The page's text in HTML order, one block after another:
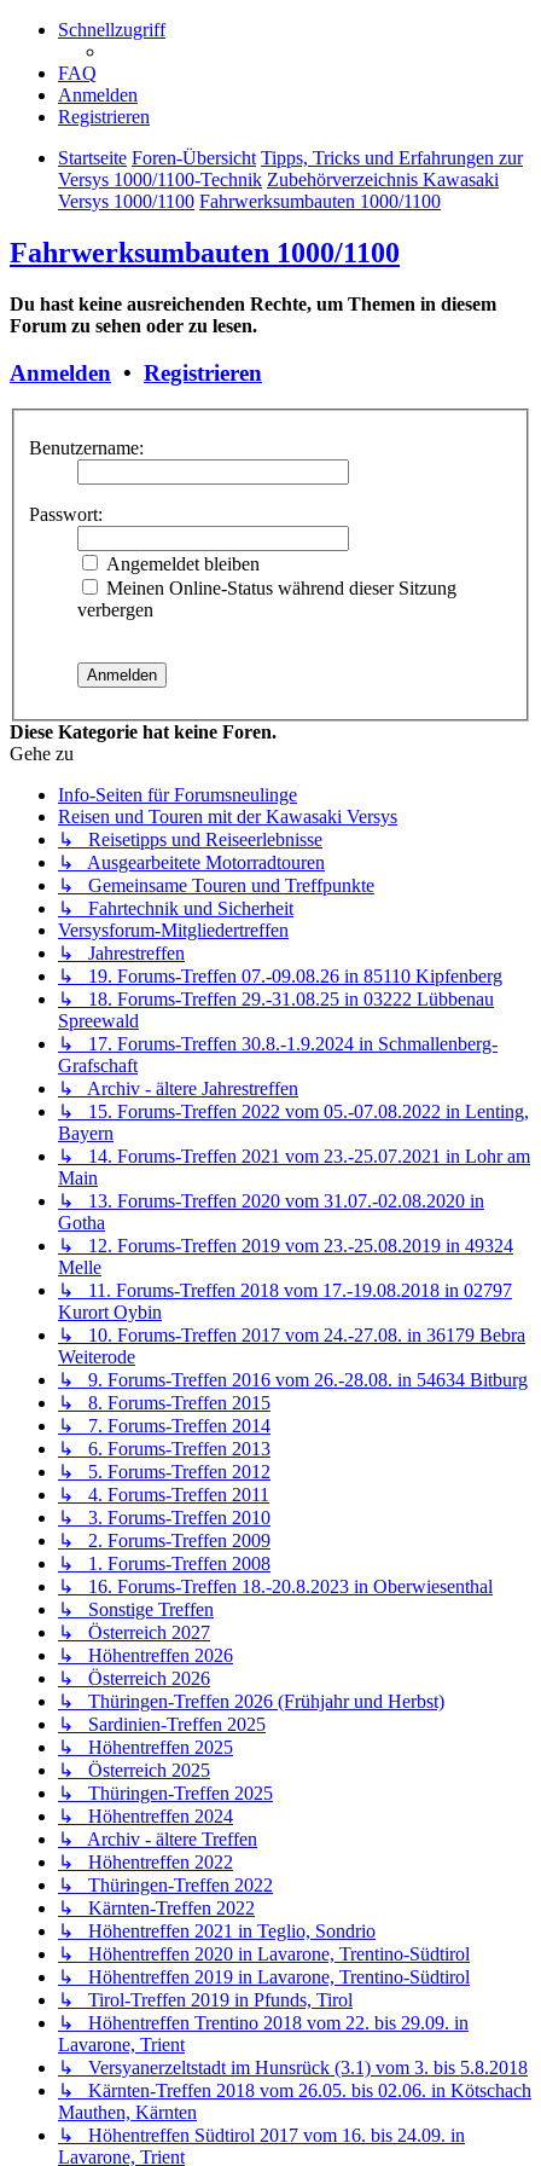
Schnellzugriff
FAQ
Anmelden
Registrieren
Startseite Foren-Übersicht Tipps, Tricks und Erfahrungen zur
Versys 1000/1100-Technik Zubehörverzeichnis Kawasaki
Versys 1000/1100 Fahrwerksumbauten 1000/1100
Fahrwerksumbauten 1000/1100
Du hast keine ausreichenden Rechte, um Themen in diesem
Forum zu sehen oder zu lesen.
Anmelden • Registrieren
Benutzername:
Passwort:
Angemeldet bleiben
Meinen Online-Status während dieser Sitzung
verbergen
Diese Kategorie hat keine Foren.
Gehe zu
Info-Seiten für Forumsneulinge
Reisen und Touren mit der Kawasaki Versys
↳ Reisetipps und Reiseerlebnisse
↳ Ausgearbeitete Motorradtouren
↳ Gemeinsame Touren und Treffpunkte
↳ Fahrtechnik und Sicherheit
Versysforum-Mitgliedertreffen
↳ Jahrestreffen
↳ 19. Forums-Treffen 07.-09.08.26 in 85110 Kipfenberg
↳ 18. Forums-Treffen 29.-31.08.25 in 03222 Lübbenau
Spreewald
↳ 17. Forums-Treffen 30.8.-1.9.2024 in Schmallenberg-
Grafschaft
↳ Archiv - ältere Jahrestreffen
↳ 15. Forums-Treffen 2022 vom 05.-07.08.2022 in Lenting,
Bayern
↳ 14. Forums-Treffen 2021 vom 23.-25.07.2021 in Lohr am
Main
↳ 13. Forums-Treffen 2020 vom 31.07.-02.08.2020 in
Gotha
↳ 12. Forums-Treffen 2019 vom 23.-25.08.2019 in 49324
Melle
↳ 11. Forums-Treffen 2018 vom 17.-19.08.2018 in 02797
Kurort Oybin
↳ 10. Forums-Treffen 2017 vom 24.-27.08. in 36179 Bebra
Weiterode
↳ 9. Forums-Treffen 2016 vom 26.-28.08. in 54634 Bitburg
↳ 8. Forums-Treffen 2015
↳ 7. Forums-Treffen 2014
↳ 6. Forums-Treffen 2013
↳ 5. Forums-Treffen 2012
↳ 4. Forums-Treffen 2011
↳ 3. Forums-Treffen 2010
↳ 2. Forums-Treffen 2009
↳ 1. Forums-Treffen 2008
↳ 16. Forums-Treffen 18.-20.8.2023 in Oberwiesenthal
↳ Sonstige Treffen
↳ Österreich 2027
↳ Höhentreffen 2026
↳ Österreich 2026
↳ Thüringen-Treffen 2026 (Frühjahr und Herbst)
↳ Sardinien-Treffen 2025
↳ Höhentreffen 2025
↳ Österreich 2025
↳ Thüringen-Treffen 2025
↳ Höhentreffen 2024
↳ Archiv - ältere Treffen
↳ Höhentreffen 2022
↳ Thüringen-Treffen 2022
↳ Kärnten-Treffen 2022
↳ Höhentreffen 2021 in Teglio, Sondrio
↳ Höhentreffen 2020 in Lavarone, Trentino-Südtirol
↳ Höhentreffen 2019 in Lavarone, Trentino-Südtirol
↳ Tirol-Treffen 2019 in Pfunds, Tirol
↳ Höhentreffen Trentino 2018 vom 22. bis 29.09. in
Lavarone, Trient
↳ Versyanerzeltstadt im Hunsrück (3.1) vom 3. bis 5.8.2018
↳ Kärnten-Treffen 2018 vom 26.05. bis 02.06. in Kötschach
Mauthen, Kärnten
↳ Höhentreffen Südtirol 2017 vom 16. bis 24.09. in
Lavarone, Trient